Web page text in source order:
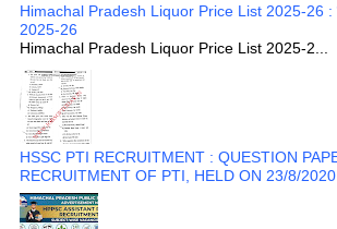
Himachal Pradesh Liquor Price List 2025-26 :
2025-26
Himachal Pradesh Liquor Price List 2025-2...
HSSC PTI RECRUITMENT : QUESTION
RECRUITMENT OF PTI, HELD ON 23/8/2020